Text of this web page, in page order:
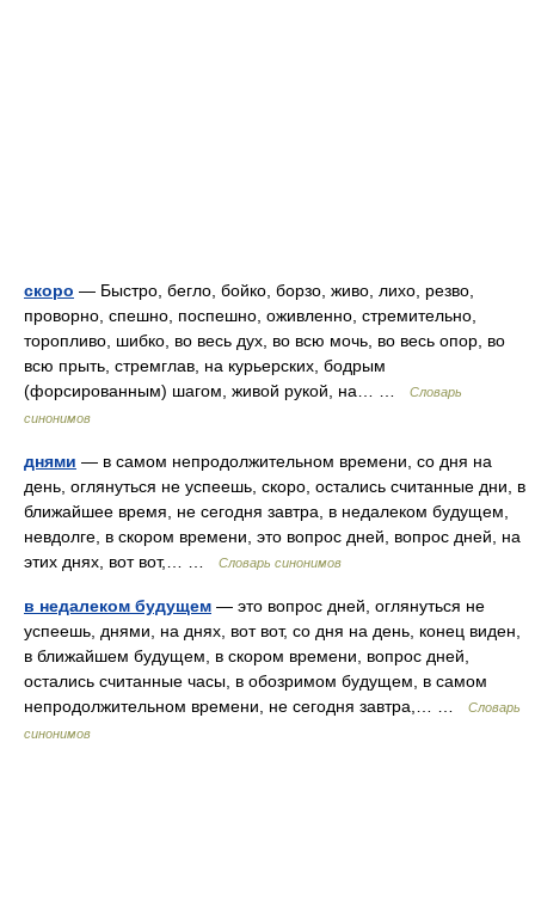
скоро — Быстро, бегло, бойко, борзо, живо, лихо, резво,
проворно, спешно, поспешно, оживленно, стремительно,
торопливо, шибко, во весь дух, во всю мочь, во весь опор, во
всю прыть, стремглав, на курьерских, бодрым
(форсированным) шагом, живой рукой, на… …
Словарь
синонимов
днями — в самом непродолжительном времени, со дня на
день, оглянуться не успеешь, скоро, остались считанные дни, в
ближайшее время, не сегодня завтра, в недалеком будущем,
невдолге, в скором времени, это вопрос дней, вопрос дней, на
этих днях, вот вот,… …
Словарь синонимов
в недалеком будущем — это вопрос дней, оглянуться не
успеешь, днями, на днях, вот вот, со дня на день, конец виден,
в ближайшем будущем, в скором времени, вопрос дней,
остались считанные часы, в обозримом будущем, в самом
непродолжительном времени, не сегодня завтра,… …
Словарь
синонимов